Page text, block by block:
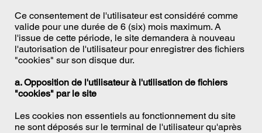
Ce consentement de l'utilisateur est considéré comme
valide pour une durée de 6 (six) mois maximum. A
l'issue de cette période, le site demandera à nouveau
l'autorisation de l'utilisateur pour enregistrer des fichiers
"cookies" sur son disque dur.
a. Opposition de l'utilisateur à l'utilisation de fichiers
"cookies" par le site
Les cookies non essentiels au fonctionnement du site
ne sont déposés sur le terminal de l'utilisateur qu'après